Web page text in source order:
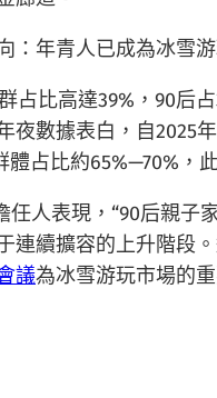
年青人已成為冰雪
占比高達39%，90后
數據表白，自2025
占比約65%—70%，
任人表現，“90后親子
續擴容的上升階段
議為冰雪游玩市場的